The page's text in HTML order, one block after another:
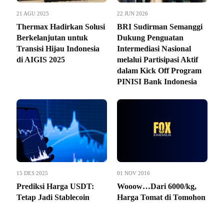
21 AGU 2025
Thermax Hadirkan Solusi
Berkelanjutan untuk
Transisi Hijau Indonesia
di AIGIS 2025
22 JUN 2026
BRI Sudirman Semanggi
Dukung Penguatan
Intermediasi Nasional
melalui Partisipasi Aktif
dalam Kick Off Program
PINISI Bank Indonesia
15 DES 2025
Prediksi Harga USDT:
Tetap Jadi Stablecoin
01 NOV 2016
Wooow…Dari 6000/kg,
Harga Tomat di Tomohon